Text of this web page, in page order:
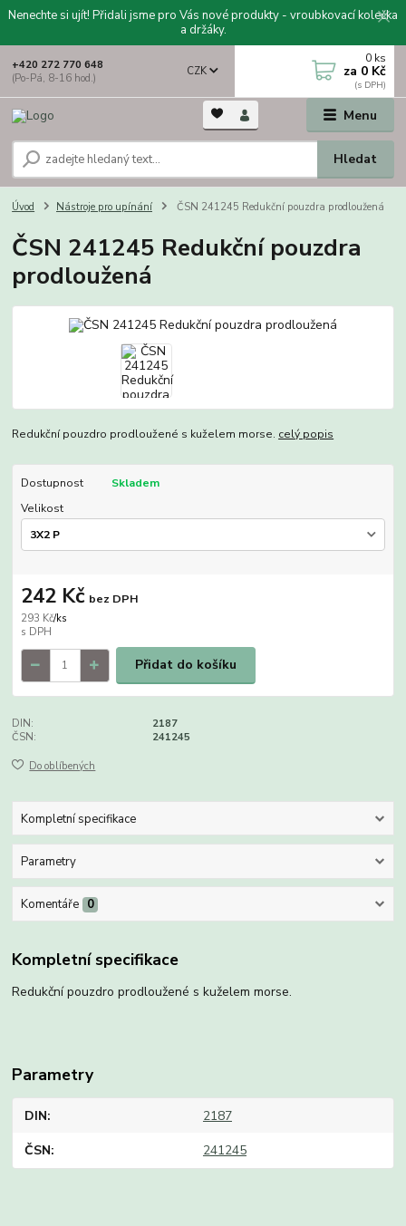
Nenechte si ujít! Přidali jsme pro Vás nové produkty - vroubkovací kolečka
a držáky.
Menu
CZK
Hledat
+420 272 770 648
(Po-Pá, 8-16 hod.)
0 ks
za 0 Kč
Úvod Nástroje pro upínání ČSN 241245 Redukční pouzdra prodloužená
ČSN 241245 Redukční pouzdra
prodloužená
Redukční pouzdro prodloužené s kuželem morse. celý popis
Dostupnost
Skladem
Velikost
293 Kč/ks
242 Kč bez DPH
Přidat do košíku
DIN:
2187
ČSN:
241245
Do oblíbených
Kompletní specifikace
Parametry
Komentáře 0
Kompletní specifikace
Redukční pouzdro prodloužené s kuželem morse.
Parametry
DIN 2187
ČSN 241245